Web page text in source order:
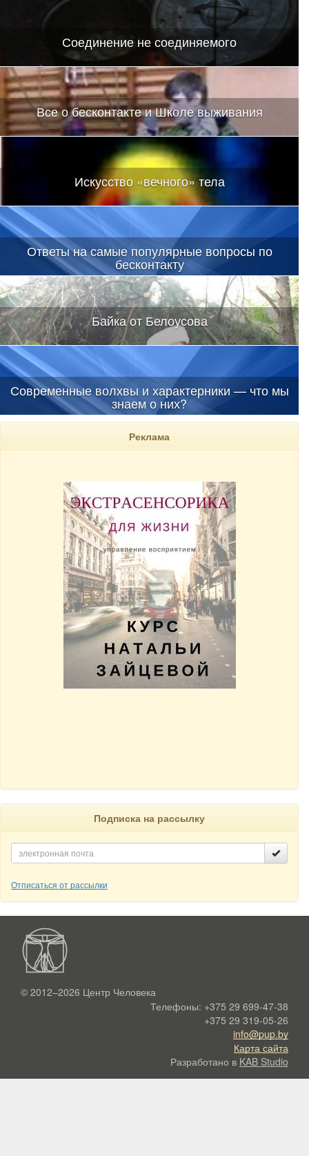
Соединение не соединяемого
Все о бесконтакте и Школе выживания
Искусство «вечного» тела
Ответы на самые популярные вопросы по
бесконтакту
Байка от Белоусова
Современные волхвы и характерники — что мы
знаем о них?
Реклама
Подписка на рассылку
Отписаться от рассылки
© 2012–2026 Центр Человека
Телефоны: +375 29 699-47-38
+375 29 319-05-26
info@pup.by
Карта сайта
Разработано в KAB Studio